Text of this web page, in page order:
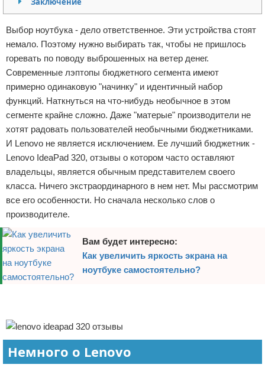
Программное обеспечение
Для автомобиля
Разное
Отказ от ответственности
Выбор ноутбука - дело ответственное. Эти устройства стоят
немало. Поэтому нужно выбирать так, чтобы не пришлось
горевать по поводу выброшенных на ветер денег.
Современные лэптопы бюджетного сегмента имеют
примерно одинаковую "начинку" и идентичный набор
функций. Наткнуться на что-нибудь необычное в этом
сегменте крайне сложно. Даже "матерые" производители не
хотят радовать пользователей необычными бюджетниками.
И Lenovo не является исключением. Ее лучший бюджетник -
Lenovo IdeaPad 320, отзывы о котором часто оставляют
владельцы, является обычным представителем своего
класса. Ничего экстраординарного в нем нет. Мы рассмотрим
все его особенности. Но сначала несколько слов о
производителе.
Вам будет интересно:
Как увеличить яркость экрана на
ноутбуке самостоятельно?
Немного о Lenovo